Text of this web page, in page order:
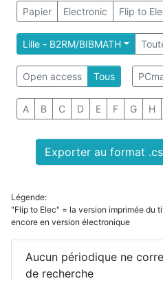
Papier Electronic Flip to
Lille - B2RM/BIBMATH
Open access Tous
A B C D E F G H
Exporter au format
Légende:
"Flip to Elec" = la version imprimée du
encore en version électronique
Aucun périodique ne
de recherche